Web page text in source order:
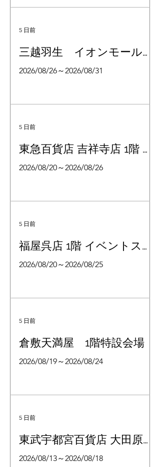
三越羽生 イオンモール羽
生1階
2026/08/26～2026/08/31
5 日前
東急百貨店 吉祥寺店 1階 婦
人靴売場
2026/08/20～2026/08/26
5 日前
福屋呉店 1階 イベントスペ
ース
2026/08/20～2026/08/25
5 日前
倉敷天満屋 1階特設会場
2026/08/19～2026/08/24
5 日前
東武宇都宮百貨店 大田原店
2F 洋品雑貨前 特設会場
2026/08/13～2026/08/18
5 日前